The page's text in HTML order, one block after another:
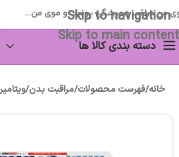
Skip to navigation
Skip to main content
من مراقب همیشگی پوست و موی من...
دسته بندی کالا ها
خانه/فهرست محصولات/مراقبت بدن/